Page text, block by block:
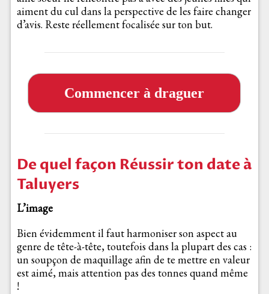
aiment du cul dans la perspective de les faire changer
d’avis. Reste réellement focalisée sur ton but.
Commencer à draguer
De quel façon Réussir ton date à
Taluyers
L’image
Bien évidemment il faut harmoniser son aspect au
genre de tête-à-tête, toutefois dans la plupart des cas :
un soupçon de maquillage afin de te mettre en valeur
est aimé, mais attention pas des tonnes quand même
!